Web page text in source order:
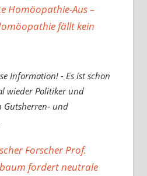
Homöopathie-Aus –
fällt kein
Information! - Es ist schon
wieder Politiker und
Gutsherren- und
Forscher Prof.
fordert neutrale